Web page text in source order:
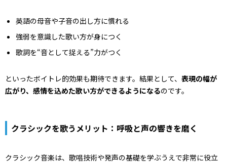
英語の母音や子音の出し方に慣れる
強弱を意識した歌い方が身につく
歌詞を“音として捉える”力がつく
といったボイトレ的効果も期待できます。結果として、 表現の幅が
広がり、感情を込めた歌い方ができるようになるのです。
クラシックを歌うメリット：呼吸と声の響きを磨く
クラシック音楽は、歌唱技術や発声の基礎を学ぶうえで非常に役立